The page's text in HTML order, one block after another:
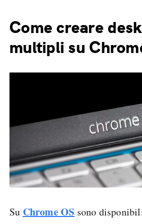
Come creare
multipli su
Su Chrome OS sono